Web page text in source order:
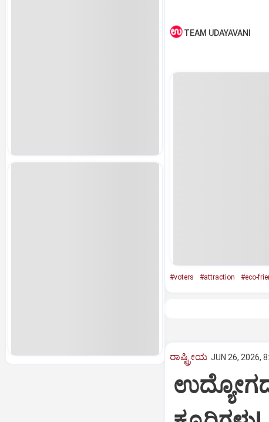
TEAM UDAYAVANI
#voters #attraction #eco-
ರಾಷ್ಟ್ರೀಯ JUN 26, 2026,
ಉದ್ಯೋಗದ